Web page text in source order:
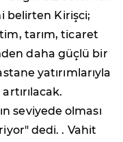
belirten Kirişci;
tarım, ticaret
daha güçlü bir
yatırımlarıyla
seviyede olması
dedi. . Vahit